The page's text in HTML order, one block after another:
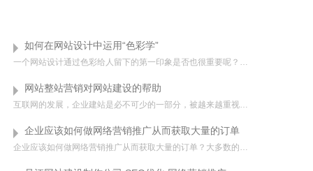
如何在网站设计中运用“色彩学”
一个网站设计通过色彩给人留下的第一印象是否也很重要呢？通常用户在预览一个网站的时候，不会说网站设计的外观、色彩好看就是优秀的网站，这个问题要回归网站开发的本身价值，答案是肯定的！可网站设计色彩的运用并...
网站整站营销对网站建设的帮助
互联网的发展，企业建站是必不可少的一部分，被越来越重视了，但是单纯的建站能够有什么作用呢，你的网站没有得到整站营销排名做出来客户也无法及时搜索到，相当于也并没有为自己的目的而去盈利，因此这就需要涉及到...
企业应该如何做网络营销推广从而获取大量的订单
企业应该如何做网络营销推广从而获取大量的订单？大多数的中小型企业并不懂得如何去进行网络的推广，只是盲目地在各个电子商务平台上发布企业的供应信息，长此以往，逐渐对电子商务失去信心，甚至放弃。归根结底，这...